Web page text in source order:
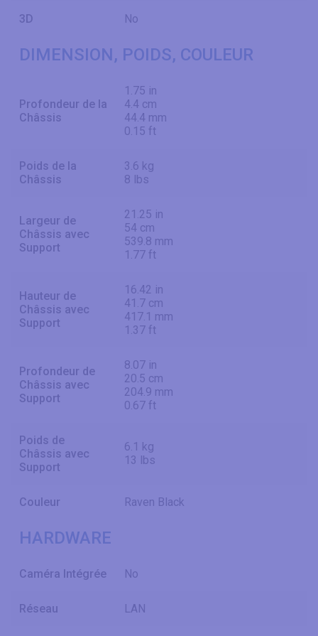
3D No
DIMENSION, POIDS, COULEUR
Profondeur de la
Châssis
1.75 in
4.4 cm
44.4 mm
0.15 ft
Poids de la
Châssis
3.6 kg
8 lbs
Largeur de
Châssis avec
Support
21.25 in
54 cm
539.8 mm
1.77 ft
Hauteur de
Châssis avec
Support
16.42 in
41.7 cm
417.1 mm
1.37 ft
Profondeur de
Châssis avec
Support
8.07 in
20.5 cm
204.9 mm
0.67 ft
Poids de
Châssis avec
Support
6.1 kg
13 lbs
Couleur Raven Black
HARDWARE
Caméra Intégrée No
Réseau LAN